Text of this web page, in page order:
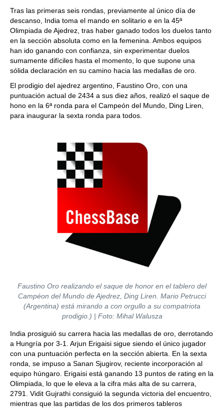
Tras las primeras seis rondas, previamente al único día de
descanso, India toma el mando en solitario e en la 45ª
Olimpiada de Ajedrez, tras haber ganado todos los duelos tanto
en la sección absoluta como en la femenina. Ambos equipos
han ido ganando con confianza, sin experimentar duelos
sumamente difíciles hasta el momento, lo que supone una
sólida declaración en su camino hacia las medallas de oro.
El prodigio del ajedrez argentino, Faustino Oro, con una
puntuación actual de 2434 a sus diez años, realizó el saque de
hono en la 6ª ronda para el Campeón del Mundo, Ding Liren,
para inaugurar la sexta ronda para todos.
Faustino Oro realizando el saque de honor en el tablero del
Campéon del Mundo de Ajedrez, Ding Liren. Mario Petrucci
(Argentina) está mirando a con orgullo a su compatriota
prodigio.) | Foto: Mihal Walusza
India prosiguió su carrera hacia las medallas de oro, derrotando
a Hungría por 3-1. Arjun Erigaisi sigue siendo el único jugador
con una puntuación perfecta en la sección abierta. En la sexta
ronda, se impuso a Sanan Sjugirov, reciente incorporación al
equipo húngaro. Erigaisi está ganando 13 puntos de rating en la
Olimpiada, lo que le eleva a la cifra más alta de su carrera,
2791. Vidit Gujrathi consiguió la segunda victoria del encuentro,
mientras que las partidas de los dos primeros tableros